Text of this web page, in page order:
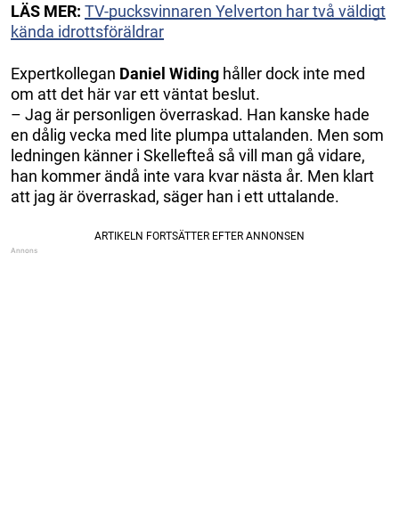
LÄS MER: TV-pucksvinnaren Yelverton har två väldigt
kända idrottsföräldrar
Expertkollegan Daniel Widing håller dock inte med
om att det här var ett väntat beslut.
– Jag är personligen överraskad. Han kanske hade
en dålig vecka med lite plumpa uttalanden. Men som
ledningen känner i Skellefteå så vill man gå vidare,
han kommer ändå inte vara kvar nästa år. Men klart
att jag är överraskad, säger han i ett uttalande.